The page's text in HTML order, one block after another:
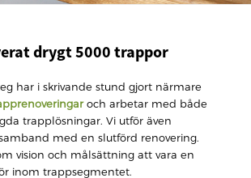
drygt 5000 trappor
har i skrivande stund gjort närmare
och arbetar med både
trapplösningar. Vi utför även
med en slutförd renovering.
vision och målsättning att vara en
inom trappsegmentet.